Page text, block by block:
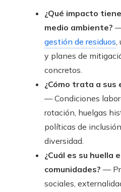
¿Qué impacto
medio ambiente?
gestión de residuos,
y planes de
concretos.
¿Cómo trata a sus
— Condiciones
rotación, huelgas
políticas de
diversidad.
¿Cuál es su huella
comunidades? —
sociales,